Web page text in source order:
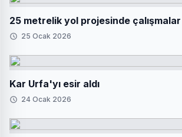
25 metrelik yol projesinde çalışmalar
25 Ocak 2026
Kar Urfa'yı esir aldı
24 Ocak 2026